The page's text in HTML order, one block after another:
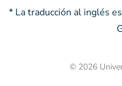
* La traducción al inglés
© 2026